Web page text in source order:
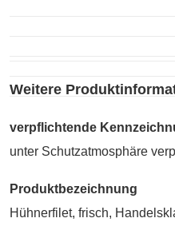
Weitere
verpflichtende
unter Schutzatmosphäre
Produktbezeichnung
Hühnerfilet, frisch,